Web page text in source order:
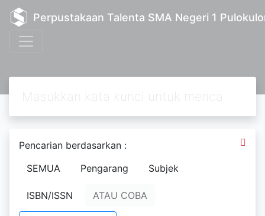
Perpustakaan Talenta SMA Negeri 1
Pencarian berdasarkan :
SEMUA
Pengarang Subjek
ISBN/ISSN ATAU COBA